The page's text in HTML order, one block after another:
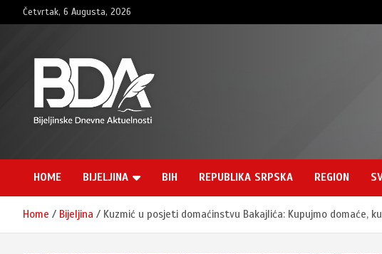
to
Četvrtak, 6 Augusta, 2026
BNDAN.com
HOME BIJELJINA BIH REPUBLIKA SRPSKA REGION
Home Bijeljina Kuzmić u posjeti domaćinstvu Bakajlića: Kupujmo domaće,